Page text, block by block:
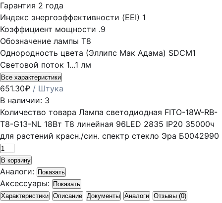
Гарантия 2 года
Индекс энергоэффективности (EEI) 1
Коэффициент мощности .9
Обозначение лампы T8
Однородность цвета (Эллипс Мак Адама) SDCM1
Световой поток 1...1 лм
Все характеристики
651.30₽ / Штука
В наличии: 3
Количество товара Лампа светодиодная FITO-18W-RB-
Т8-G13-NL 18Вт T8 линейная 96LED 2835 IP20 35000ч
для растений красн./син. спектр стекло Эра Б0042990
В корзину
Аналоги: Показать
Аксессуары: Показать
Характеристики Описание Документы Аналоги Отзывы (0)